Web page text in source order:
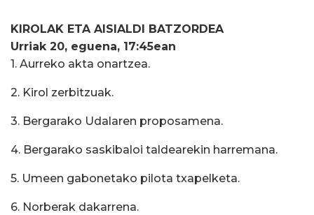
KIROLAK ETA AISIALDI BATZORDEA
Urriak 20, eguena, 17:45ean
1. Aurreko akta onartzea.
2. Kirol zerbitzuak.
3. Bergarako Udalaren proposamena.
4. Bergarako saskibaloi taldearekin harremana.
5. Umeen gabonetako pilota txapelketa.
6. Norberak dakarrena.